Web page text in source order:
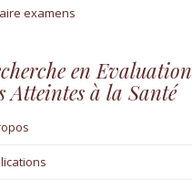
examens
en Evaluation
Atteintes à la Santé